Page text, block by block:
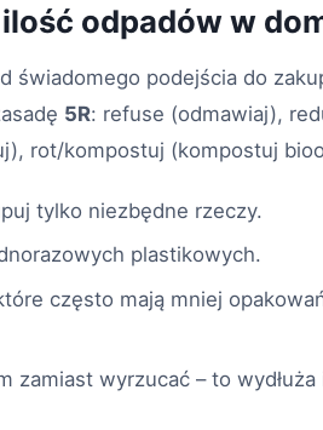
odpadów w
świadomego podejścia do
5R: refuse (odmawiaj),
rot/kompostuj (kompostuj
tylko niezbędne rzeczy.
plastikowych.
często mają mniej
zamiast wyrzucać – to wydłuża